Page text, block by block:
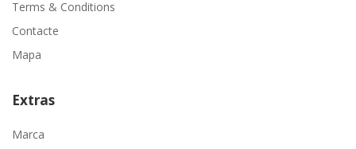
Terms & Conditions
Contacte
Mapa
Extras
Marca